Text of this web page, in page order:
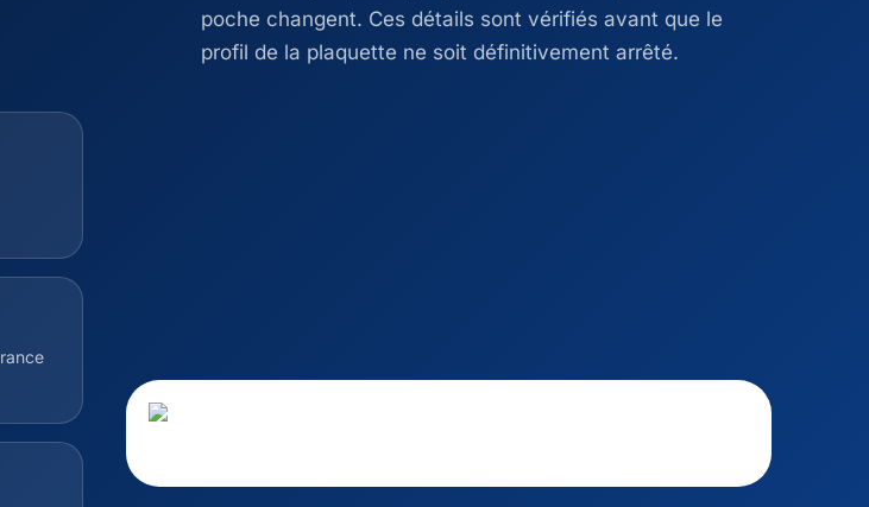
poche changent. Ces détails sont vérifiés avant que le
profil de la plaquette ne soit définitivement arrêté.